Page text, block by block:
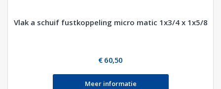
Vlak a schuif fustkoppeling micro matic 1x3/4 x 1x5/8
€ 60,50
Meer informatie